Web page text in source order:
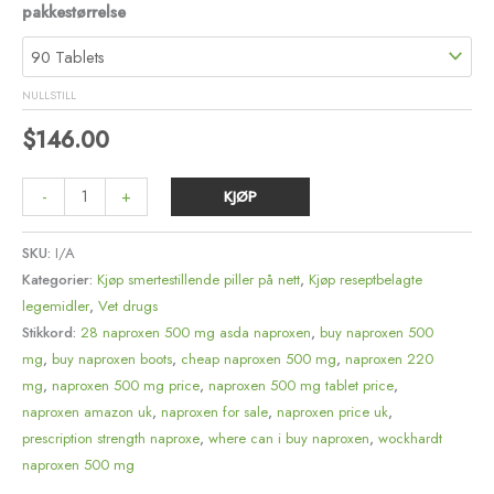
pakkestørrelse
NULLSTILL
$146.00
- + KJØP
SKU: I/A
Kategorier: Kjøp smertestillende piller på nett, Kjøp reseptbelagte
legemidler, Vet drugs
Stikkord: 28 naproxen 500 mg asda naproxen, buy naproxen 500
mg, buy naproxen boots, cheap naproxen 500 mg, naproxen 220
mg, naproxen 500 mg price, naproxen 500 mg tablet price,
naproxen amazon uk, naproxen for sale, naproxen price uk,
prescription strength naproxe, where can i buy naproxen, wockhardt
naproxen 500 mg